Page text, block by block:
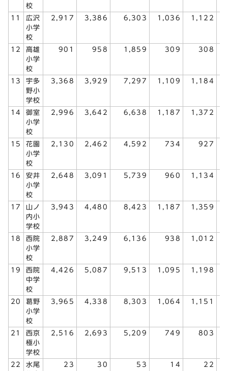
校
11
広沢
小学
校
2,917 3,386 6,303 1,036 1,122
12
高雄
小学
校
901 958 1,859 309 308
13
宇多
野小
学校
3,368 3,929 7,297 1,109 1,184
14
御室
小学
校
2,996 3,642 6,638 1,187 1,372
15
花園
小学
校
2,130 2,462 4,592 734 927
16
安井
小学
校
2,648 3,091 5,739 960 1,134
17
山ノ
内小
学校
3,943 4,480 8,423 1,187 1,359
18
西院
小学
校
2,887 3,249 6,136 938 1,012
19
西院
中学
校
4,426 5,087 9,513 1,095 1,198
20
葛野
小学
校
3,965 4,338 8,303 1,064 1,151
21
西京
極小
学校
2,516 2,693 5,209 749 803
22
水尾
23 30 53 14 22